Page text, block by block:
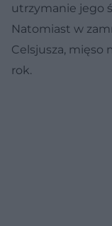
utrzymanie jego
Natomiast w
Celsjusza, mięso
rok.